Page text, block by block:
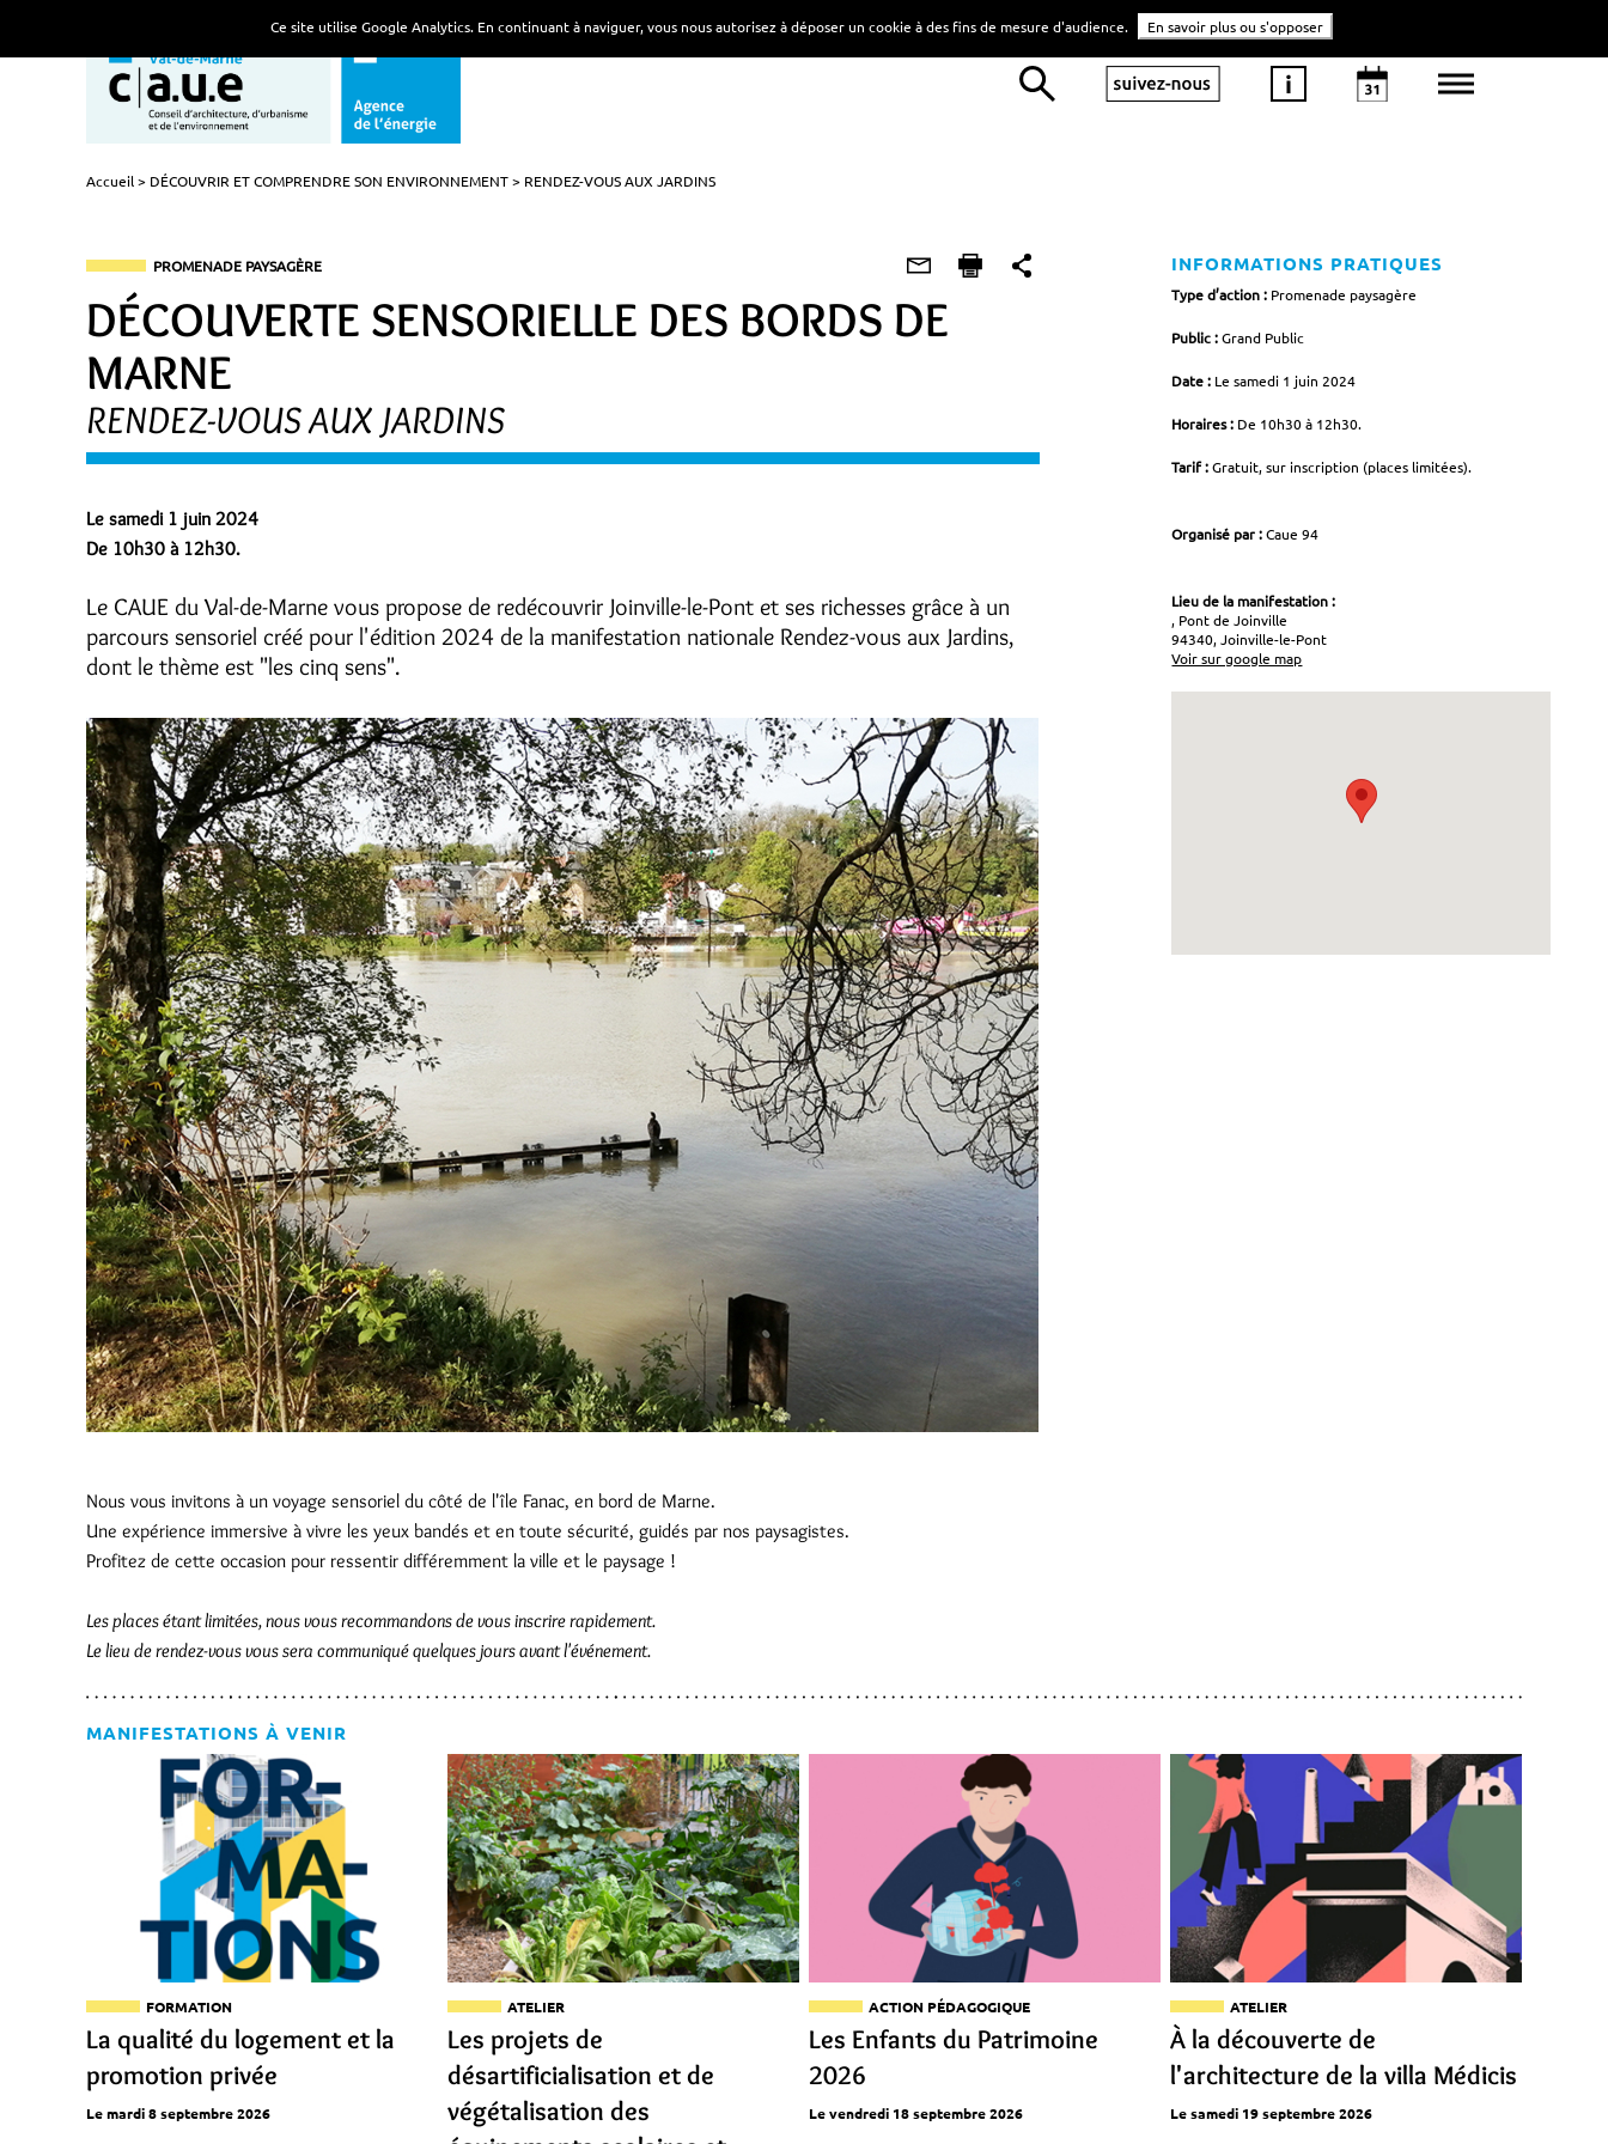
Accueil DÉCOUVRIR ET COMPRENDRE SON ENVIRONNEMENT RENDEZ-VOUS AUX JARDINS
PROMENADE PAYSAGÈRE
DÉCOUVERTE SENSORIELLE DES BORDS DE
MARNE
RENDEZ-VOUS AUX JARDINS
Le samedi 1 juin 2024
De 10h30 à 12h30.
Le CAUE du Val-de-Marne vous propose de redécouvrir Joinville-le-Pont et ses richesses grâce à un
parcours sensoriel créé pour l'édition 2024 de la manifestation nationale Rendez-vous aux Jardins,
dont le thème est "les cinq sens".
Nous vous invitons à un voyage sensoriel du côté de l'île Fanac, en bord de Marne.
Une expérience immersive à vivre les yeux bandés et en toute sécurité, guidés par nos paysagistes.
Profitez de cette occasion pour ressentir différemment la ville et le paysage !
Les places étant limitées, nous vous recommandons de vous inscrire rapidement.
Le lieu de rendez-vous vous sera communiqué quelques jours avant l'événement.
INFORMATIONS PRATIQUES
Type d’action : Promenade paysagère
Public :Grand Public
Date : Le samedi 1 juin 2024
Horaires : De 10h30 à 12h30.
Tarif :Gratuit, sur inscription (places limitées).
Organisé par :Caue 94
Lieu de la manifestation :
, Pont de Joinville
94340, Joinville-le-Pont
Voir sur google map
MANIFESTATIONS À VENIR
FORMATION
La qualité du logement et la
promotion privée
Le mardi 8 septembre 2026
ATELIER
Les projets de
désartificialisation et de
végétalisation des
ACTION PÉDAGOGIQUE
Les Enfants du Patrimoine
2026
Le vendredi 18 septembre 2026
ATELIER
À la découverte de
l'architecture de la villa Médicis
Le samedi 19 septembre 2026
Ce site utilise Google Analytics. En continuant à naviguer, vous nous autorisez à déposer un cookie à des fins de mesure d'audience. En savoir plus ou s'opposer